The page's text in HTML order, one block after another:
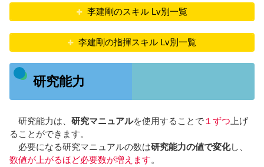
李建剛のスキル Lv別一覧
李建剛の指揮スキル Lv別一覧
研究能力
研究能力は、 研究マニュアルを使用することで １ずつ 上げ
ることができます。
必要になる研究マニュアルの数は研究能力の値で変化し、
数値が上がるほど必要数が増えます。